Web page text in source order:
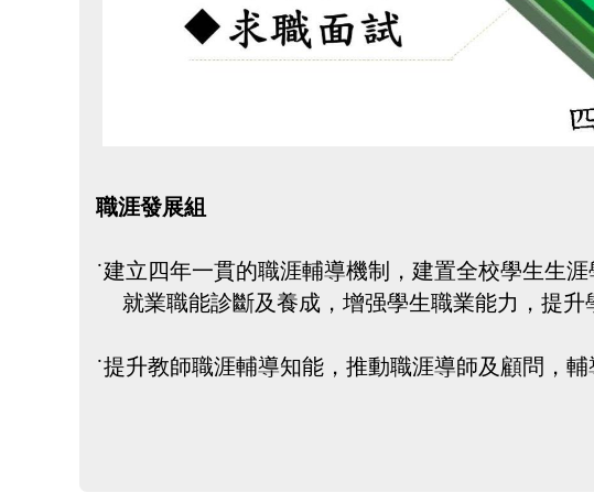
職涯發展組
˙建立 四年一貫的職涯輔導機制，建置全校學生生
就業職能診斷及養成，增强學生職業能力，提升
˙提升教師職涯輔導知能，推動職涯導師及顧問，